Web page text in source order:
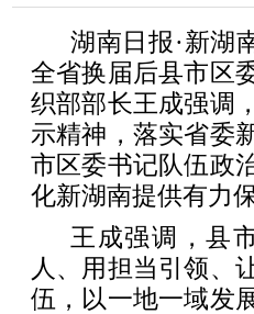
湖南日报·新湖
全省换届后县市区
织部部长王成强调
示精神，落实省委
市区委书记队伍政
化新湖南提供有力保
王成强调，县
人、用担当引领、
伍，以一地一域发